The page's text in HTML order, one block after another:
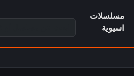
مسلسلات
اسيوية